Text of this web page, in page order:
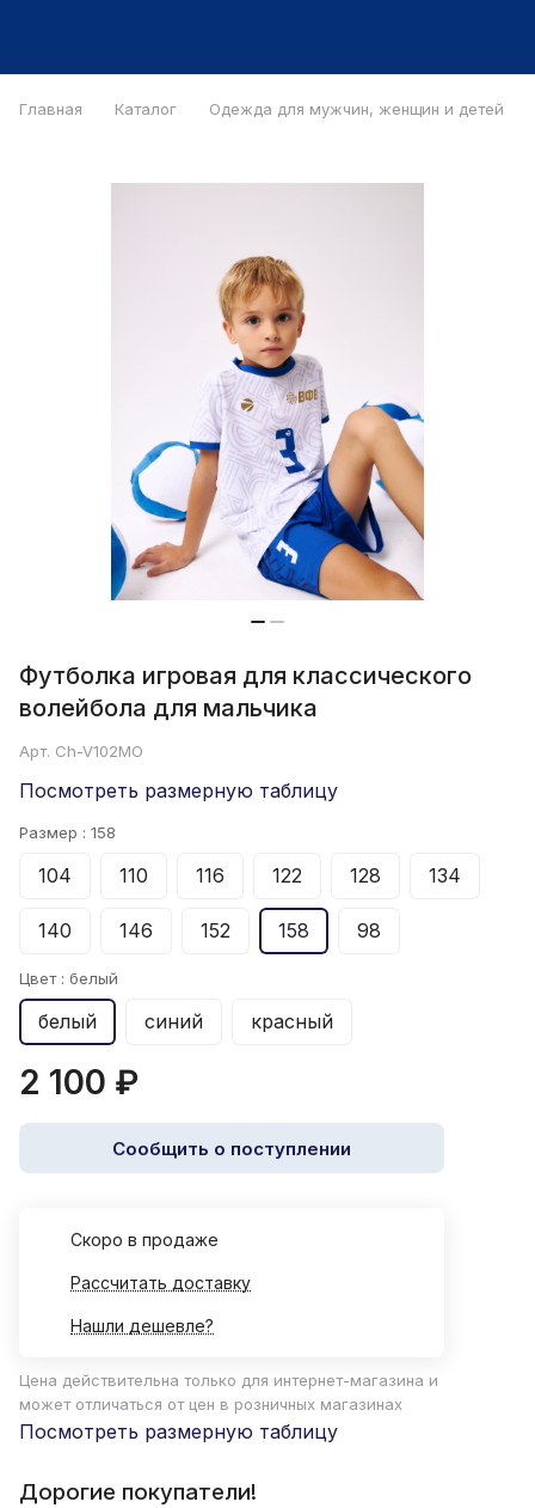
Главная Каталог Одежда для мужчин, женщин и детей
Футболка игровая для классического
волейбола для мальчика
Арт. Ch-V102MO
Посмотреть размерную таблицу
Размер : 158
104 110 116 122 128 134
140 146 152 158 98
Цвет : белый
белый синий красный
2 100 ₽
Сообщить о поступлении
Cкоро в продаже
Рассчитать доставку
Нашли дешевле?
Цена действительна только для интернет-магазина и
может отличаться от цен в розничных магазинах
Посмотреть размерную таблицу
Дорогие покупатели!